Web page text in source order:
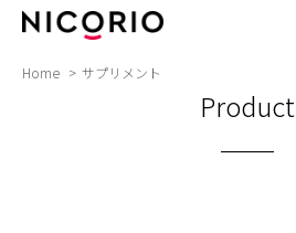
Home サプリメント
Product